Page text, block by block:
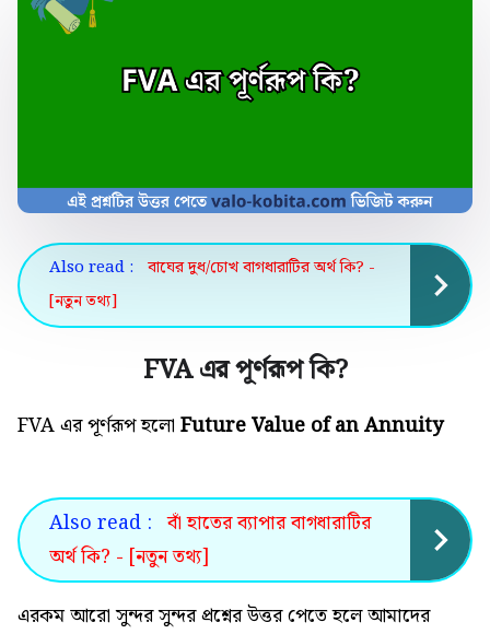
Also read : বাঘের দুধ/চোখ বাগধারাটির অর্থ কি? -
[নতুন তথ্য]
FVA এর পূর্ণরূপ কি?
FVA এর পূর্ণরূপ হলো Future Value of an Annuity
Also read : বাঁ হাতের ব্যাপার বাগধারাটির
অর্থ কি? - [নতুন তথ্য]
এরকম আরো সুন্দর সুন্দর প্রশ্নের উত্তর পেতে হলে আমাদের